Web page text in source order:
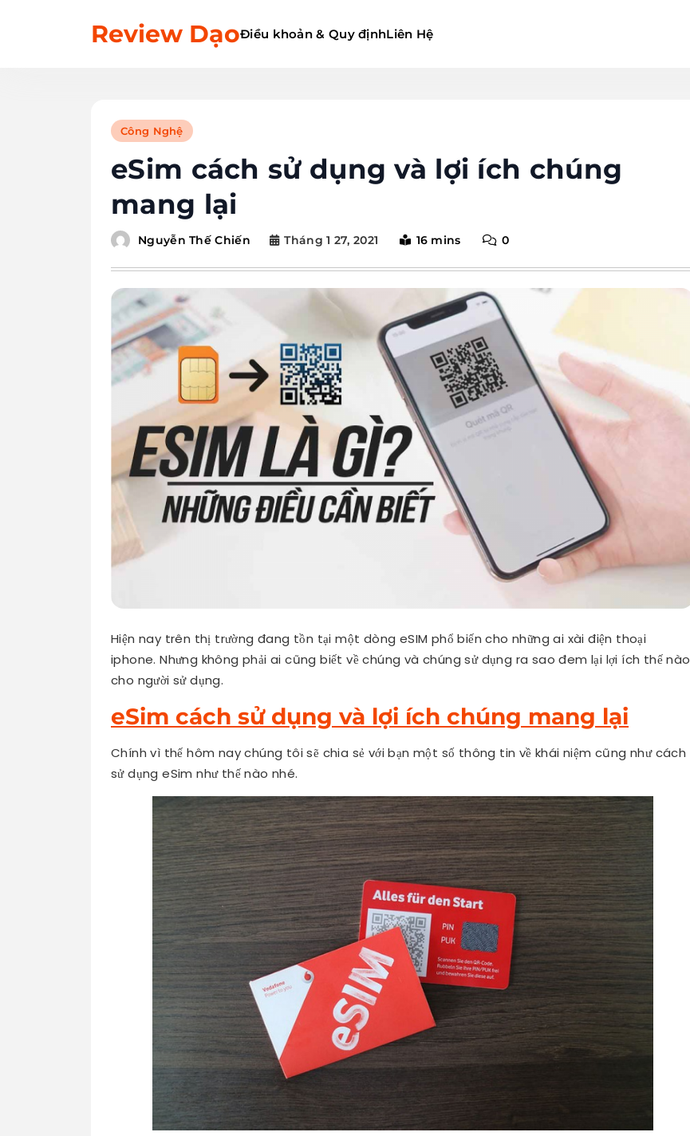
Review DạoĐiều khoản & Quy địnhLiên Hệ
Công Nghệ
eSim cách sử dụng và lợi ích chúng
mang lại
Nguyễn Thế Chiến Tháng 1 27, 2021 16 mins 0
Hiện nay trên thị trường đang tồn tại một dòng eSIM phổ biến cho những ai xài điện thoại
iphone. Nhưng không phải ai cũng biết về chúng và chúng sử dụng ra sao đem lại lợi ích thế nào
cho người sử dụng.
eSim cách sử dụng và lợi ích chúng mang lại
Chính vì thế hôm nay chúng tôi sẽ chia sẻ với bạn một số thông tin về khái niệm cũng như cách
sử dụng eSim như thế nào nhé.